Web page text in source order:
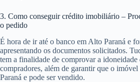
3. Como conseguir crédito imobiliário –
o pedido
É hora de ir até o banco em Alto Paraná e
apresentando os documentos solicitados.
tem a finalidade de comprovar a idoneidade
compradores, além de garantir que o
Paraná e pode ser vendido.